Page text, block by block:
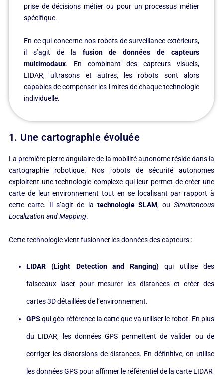
prise de décisions métier ou pour un processus métier
spécifique.
En ce qui concerne nos robots de surveillance extérieurs,
il s’agit de la fusion de données de capteurs
multimodaux. En combinant des capteurs visuels,
LIDAR, ultrasons et autres, les robots sont alors
capables de compenser les limites de chaque technologie
individuelle.
1. Une cartographie évoluée
La première pierre angulaire de la mobilité autonome réside dans la
cartographie robotique. Nos robots de sécurité autonomes
exploitent une technologie complexe qui leur permet de créer une
carte de leur environnement tout en se localisant par rapport à
cette carte. Il s’agit de la technologie SLAM, ouSimultaneous
Localization and Mapping.
Cette technologie vient fusionner les données des capteurs :
LIDAR (Light Detection and Ranging) qui utilise des
faisceaux laser pour mesurer les distances et créer des
cartes 3D détaillées de l’environnement.
GPS qui géo-référence la carte que va utiliser le robot. En plus
du LIDAR, les données GPS permettent de valider ou de
corriger les distorsions de distances. En définitive, on utilise
les données GPS pour affirmer le référentiel de la carte LIDAR